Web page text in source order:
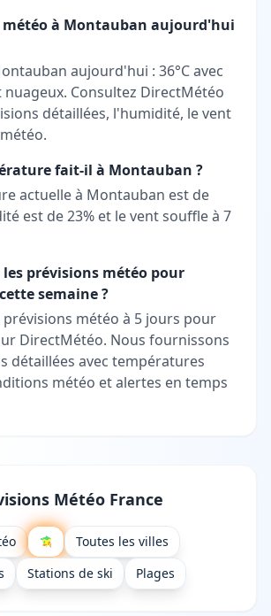
météo à Montauban aujourd'hui
aujourd'hui : 36°C avec
Consultez DirectMétéo
détaillées, l'humidité, le vent
fait-il à Montauban ?
actuelle à Montauban est de
est de 23% et le vent souffle à 7
prévisions météo pour
semaine ?
prévisions météo à 5 jours pour
DirectMétéo. Nous fournissons
détaillées avec températures
météo et alertes en temps
Météo France
Toutes les villes
Stations de ski Plages